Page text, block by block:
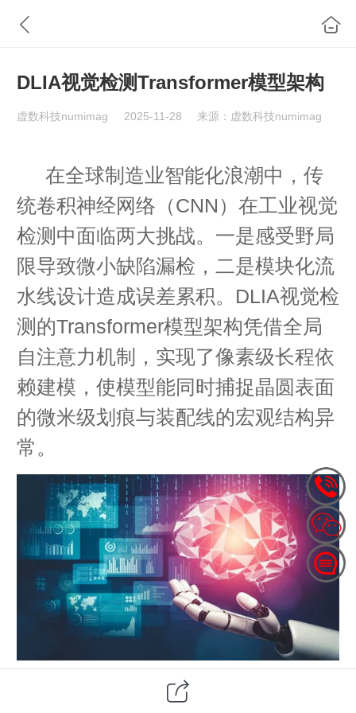
DLIA视觉检测Transformer模型架构
虚数科技numimag 2025-11-28 来源：虚数科技numimag
在全球制造业智能化浪潮中，传
统卷积神经网络（CNN）在工业视觉
检测中面临两大挑战。一是感受野局
限导致微小缺陷漏检，二是模块化流
水线设计造成误差累积。DLIA视觉检
测的Transformer模型架构凭借全局
自注意力机制，实现了像素级长程依
赖建模，使模型能同时捕捉晶圆表面
的微米级划痕与装配线的宏观结构异
常。
工业视觉检测正经历从“人工目检”